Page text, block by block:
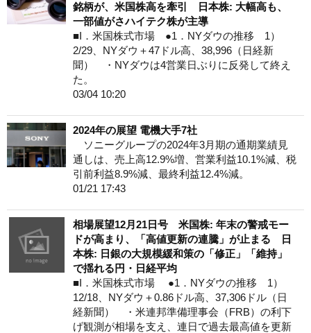
銘柄が、米国株高を牽引 日本株: 大幅高も、
一部値がさハイテク株が主導
■I．米国株式市場 ●1．NYダウの推移 1）
2/29、NYダウ＋47ドル高、38,996（日経新
聞） ・NYダウは4営業日ぶりに反発して終え
た。
03/04 10:20
2024年の展望 電機大手7社
ソニーグループの2024年3月期の通期業績見
通しは、売上高12.9%増、営業利益10.1%減、税
引前利益8.9%減、最終利益12.4%減。
01/21 17:43
相場展望12月21日号 米国株: 年末の警戒モー
ドが高まり、「高値更新の連騰」が止まる 日
本株: 日銀の大規模緩和策の「修正」「維持」
で揺れる円・日経平均
■I．米国株式市場 ●1．NYダウの推移 1）
12/18、NYダウ＋0.86ドル高、37,306ドル（日
経新聞） ・米連邦準備理事会（FRB）の利下
げ観測が相場を支え、連日で過去最高値を更新